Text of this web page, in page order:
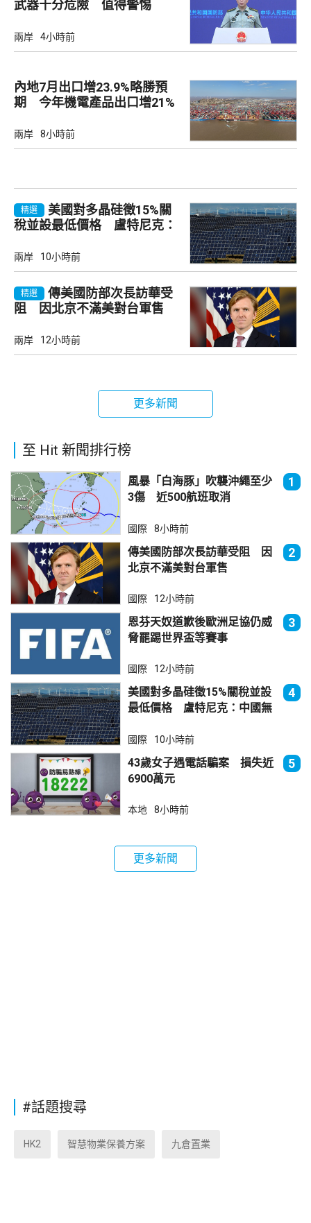
武器十分危險 值得警惕
兩岸 4小時前
內地7月出口增23.9%略勝預
期 今年機電產品出口增21%
兩岸 8小時前
精選
美國對多晶硅徵15%關
稅並設最低價格 盧特尼克：
兩岸 10小時前
精選
傳美國防部次長訪華受
阻 因北京不滿美對台軍售
兩岸 12小時前
更多新聞
至 Hit 新聞排行榜
風暴「白海豚」吹襲沖繩至少
3傷 近500航班取消
1
國際 8小時前
傳美國防部次長訪華受阻 因
北京不滿美對台軍售
2
國際 12小時前
恩芬天奴道歉後歐洲足協仍威
脅罷踢世界盃等賽事
3
國際 12小時前
美國對多晶硅徵15%關稅並設
最低價格 盧特尼克：中國無
4
國際 10小時前
43歲女子遇電話騙案 損失近
6900萬元
5
本地 8小時前
更多新聞
#話題搜尋
HK2 智慧物業保養方案 九倉置業